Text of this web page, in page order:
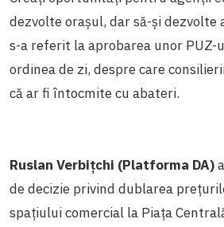
dezvolte orașul, dar să-și dezvolte
s-a referit la aprobarea unor PUZ-
ordinea de zi, despre care
că ar fi întocmite cu abateri.
Ruslan Verbițchi (Platforma DA)
de decizie privind dublarea
spațiului comercial la Piața